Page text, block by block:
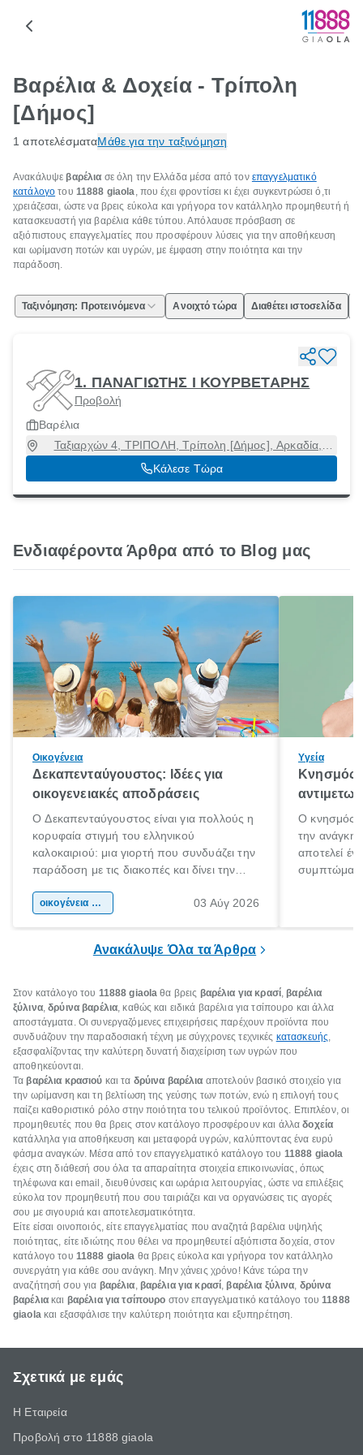
Βαρέλια & Δοχεία - Τρίπολη
[Δήμος]
1 αποτελέσματαΜάθε για την ταξινόμηση
Ανακάλυψεβαρέλια σε όλη την Ελλάδα μέσα από τον επαγγελματικό
κατάλογο του 11888 giaola, που έχει φροντίσει κι έχει συγκεντρώσει ό,τι
χρειάζεσαι, ώστε να βρεις εύκολα και γρήγορα τον κατάλληλο προμηθευτή ή
κατασκευαστή για βαρέλια κάθε τύπου. Απόλαυσε πρόσβαση σε
αξιόπιστους επαγγελματίες που προσφέρουν λύσεις για την αποθήκευση
και ωρίμανση ποτών και υγρών, με έμφαση στην ποιότητα και την
παράδοση.
Ταξινόμηση: Προτεινόμενα Ανοιχτό τώρα Διαθέτει ιστοσελίδα
1. ΠΑΝΑΓΙΩΤΗΣ Ι ΚΟΥΡΒΕΤΑΡΗΣ
Προβολή
Βαρέλια
Ταξιαρχών 4, ΤΡΙΠΟΛΗ, Τρίπολη [Δήμος], Αρκαδία,
22100
Κάλεσε Τώρα
Ενδιαφέροντα Άρθρα από το Blog μας
Οικογένεια
Δεκαπενταύγουστος: Ιδέες για
οικογενειακές αποδράσεις
Ο Δεκαπενταύγουστος είναι για πολλούς η
κορυφαία στιγμή του ελληνικού
καλοκαιριού: μια γιορτή που συνδυάζει την
παράδοση με τις διακοπές και δίνει την
χώρας. Είτε πρόκειται για λίγες μέρες
οικογένεια & παιδί 03 Αύγ 2026
Υγεία
Κνησμός:
Ο κνησμός
την ανάγκη
αποτελεί
Ανακάλυψε Όλα τα Άρθρα
Στον κατάλογο του 11888 giaola θα βρεις βαρέλια για κρασί,βαρέλια
ξύλινα,δρύινα βαρέλια, καθώς και ειδικά βαρέλια για τσίπουρο και άλλα
αποστάγματα. Οι συνεργαζόμενες επιχειρήσεις παρέχουν προϊόντα που
συνδυάζουν την παραδοσιακή τέχνη με σύγχρονες τεχνικές κατασκευής,
εξασφαλίζοντας την καλύτερη δυνατή διαχείριση των υγρών που
αποθηκεύονται.
Ταβαρέλια κρασιού και τα δρύινα βαρέλια αποτελούν βασικό στοιχείο για
την ωρίμανση και τη βελτίωση της γεύσης των ποτών, ενώ η επιλογή τους
παίζει καθοριστικό ρόλο στην ποιότητα του τελικού προϊόντος. Επιπλέον, οι
προμηθευτές που θα βρεις στον κατάλογο προσφέρουν και άλλαδοχεία
κατάλληλα για αποθήκευση και μεταφορά υγρών, καλύπτοντας ένα ευρύ
φάσμα αναγκών. Μέσα από τον επαγγελματικό κατάλογο του 11888 giaola
έχεις στη διάθεσή σου όλα τα απαραίτητα στοιχεία επικοινωνίας, όπως
τηλέφωνα και email, διευθύνσεις και ωράρια λειτουργίας, ώστε να επιλέξεις
εύκολα τον προμηθευτή που σου ταιριάζει και να οργανώσεις τις αγορές
σου με σιγουριά και αποτελεσματικότητα.
Είτε είσαι οινοποιός, είτε επαγγελματίας που αναζητά βαρέλια υψηλής
ποιότητας, είτε ιδιώτης που θέλει να προμηθευτεί αξιόπιστα δοχεία, στον
κατάλογο του 11888 giaola θα βρεις εύκολα και γρήγορα τον κατάλληλο
συνεργάτη για κάθε σου ανάγκη. Μην χάνεις χρόνο! Κάνε τώρα την
αναζήτησή σου για βαρέλια, βαρέλια για κρασί,βαρέλια ξύλινα, δρύινα
βαρέλιακαι βαρέλια για τσίπουρο στον επαγγελματικό κατάλογο του11888
giaolaκαι εξασφάλισε την καλύτερη ποιότητα και εξυπηρέτηση.
Σχετικά με εμάς
Η Εταιρεία
Προβολή στο 11888 giaola